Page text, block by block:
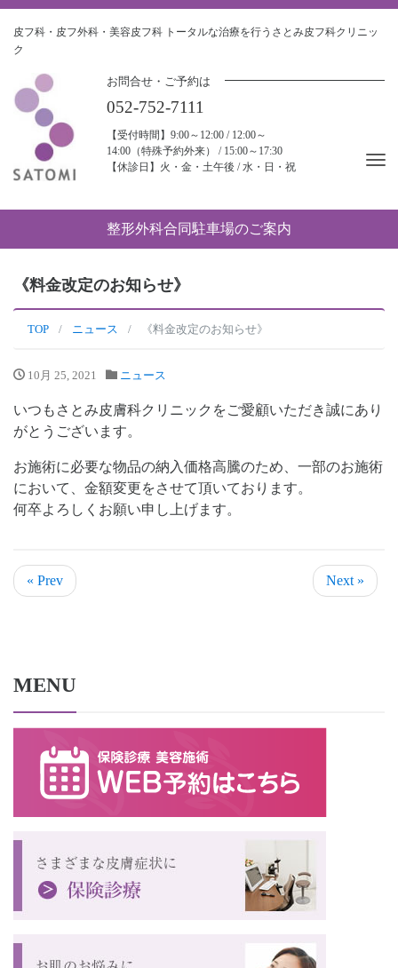
皮フ科・皮フ外科・美容皮フ科 トータルな治療を行うさとみ皮フ科クリニッ
ク
お問合せ・ご予約は
052-752-7111
【受付時間】9:00～12:00 / 12:00～
14:00（特殊予約外来） / 15:00～17:30
【休診日】火・金・土午後 / 水・日・祝
整形外科合同駐車場のご案内
《料金改定のお知らせ》
TOP ニュース 《料金改定のお知らせ》
10月 25, 2021 ニュース
いつもさとみ皮膚科クリニックをご愛顧いただき誠にあり
がとうございます。
お施術に必要な物品の納入価格高騰のため、一部のお施術
において、金額変更をさせて頂いております。
何卒よろしくお願い申し上げます。
« Prev Next »
MENU